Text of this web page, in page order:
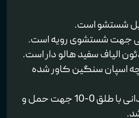
شستشو است.
جهت شستشوی رویه است.
الیاف سفید هالو دار است.
اسپان سنگین کاور شده
دارای کاور چمدانی با طلق 0-10 جهت حمل و